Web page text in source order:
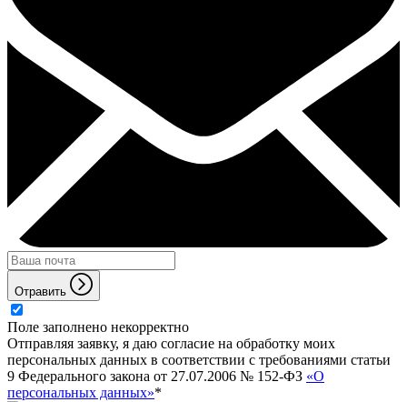
Отравить
Поле заполнено некорректно
Отправляя заявку, я даю согласие на обработку моих
персональных данных в соответствии с требованиями статьи
9 Федерального закона от 27.07.2006 № 152-ФЗ «О
персональных данных»*